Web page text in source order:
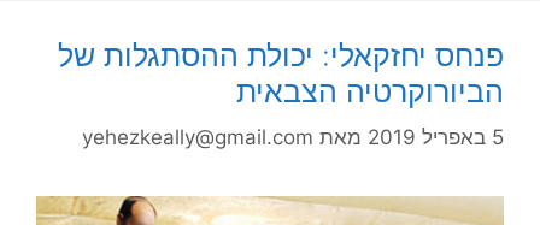
פנחס יחזקאלי: יכולת ההסתגלות של
הביורוקרטיה הצבאית
5 באפריל 2019 מאת yehezkeally@gmail.com